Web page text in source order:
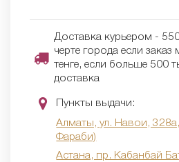
Доставка курьером -
черте города если
тенге, если больше 500
доставка
Пункты выдачи:
Алматы, ул. Навои,
Фараби)
Астана, пр. Кабанбай